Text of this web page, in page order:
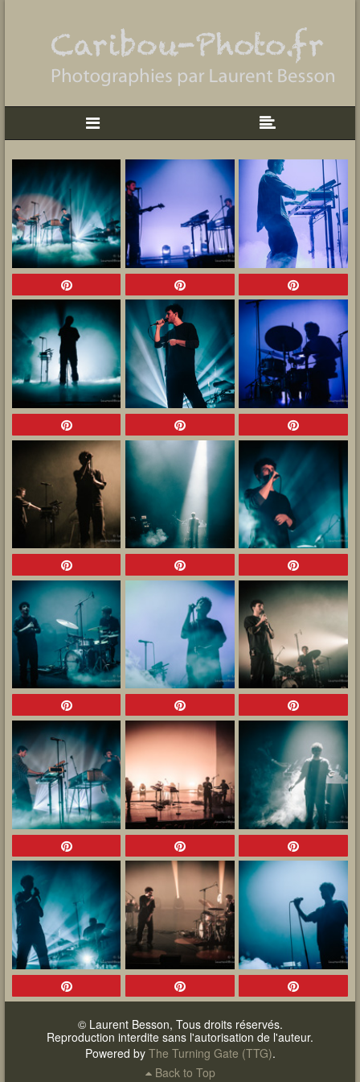
© Laurent Besson, Tous droits réservés.
Reproduction interdite sans l'autorisation de l'auteur.
Powered by The Turning Gate (TTG).
Back to Top